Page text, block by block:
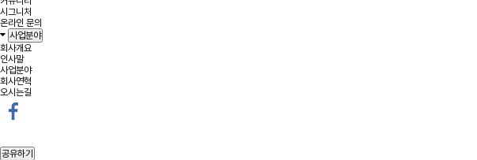
시그니처
온라인 문의
사업분야
회사개요
인사말
사업분야
회사연혁
오시는길
공유하기